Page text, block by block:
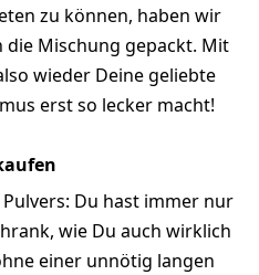
zu können, haben wir
die Mischung gepackt. Mit
wieder Deine geliebte
erst so lecker macht!
Du hast immer nur
wie Du auch wirklich
einer unnötig langen